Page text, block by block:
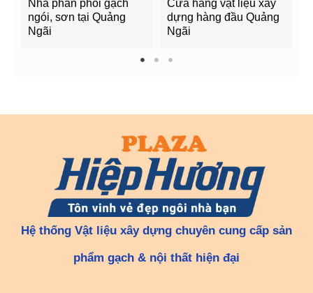
Nhà phân phối gạch
ngói, sơn tại Quảng
Ngãi
Cửa hàng vật liệu xây
dựng hàng đầu Quảng
Ngãi
1 2 3
Hệ thống Vật liệu xây dựng chuyên cung cấp sản
phẩm gạch & nội thất hiện đại